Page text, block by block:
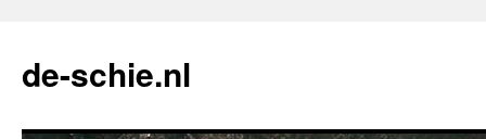
de-schie.nl